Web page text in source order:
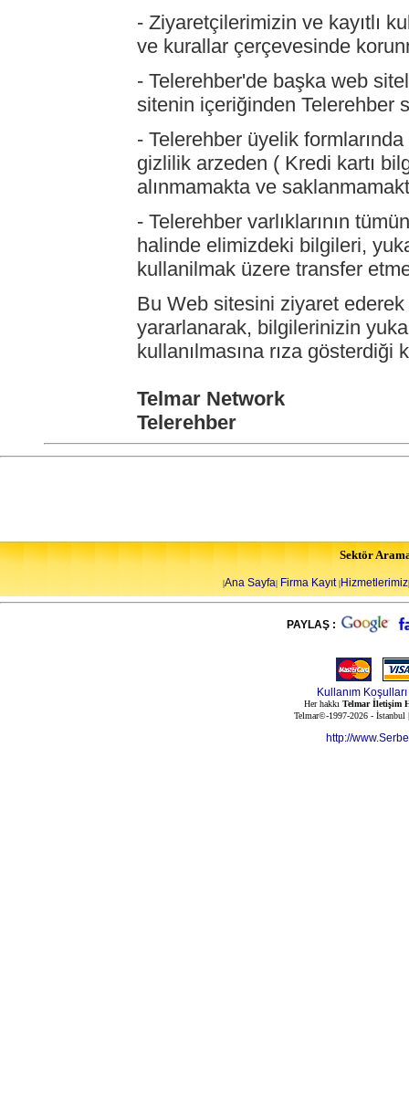
- Ziyaretçilerimizin ve kayıtlı
ve kurallar çerçevesinde
- Telerehber'de başka web
sitenin içeriğinden Telerehber
- Telerehber üyelik
gizlilik arzeden ( Kredi kartı
alınmamakta ve
- Telerehber varlıklarının
halinde elimizdeki bilgileri,
kullanilmak üzere transfer
Bu Web sitesini ziyaret
yararlanarak, bilgilerinizin
kullanılmasına rıza gösterdiği
Telmar Network
Telerehber
Sektör
|Ana Sayfa| Firma Kayıt|Hizmetlerimiz|
PAYLAŞ :
Kullanım Koşulları
Her hakkı Telmar İletişim
Telmar©-1997-2026 -
http://